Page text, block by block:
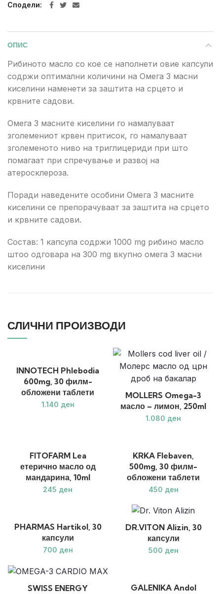
Сподели
ОПИС
Рибиното масло со кое се наполнети овие капсули
содржи оптимални количини на Омега 3 масни
киселини наменети за заштита на срцето и
крвните садови.
Омега 3 масните киселини го намалуваат
зголемениот крвен притисок, го намалуваат
зголеменото ниво на триглицериди при што
помагаат при спречување и развој на
атеросклероза.
Поради наведените особини Омега 3 масните
киселини се препорачуваат за заштита на срцето
и крвните садови.
Состав: 1 капсула содржи 1000 mg рибино масло
штоо одговара на 300 mg вкупно омега 3 масни
киселини
СЛИЧНИ ПРОИЗВОДИ
INNOTECH Phlebodia
600mg, 30 филм-
обложени таблети
ден
MOLLERS Omega-3
масло – лимон, 250ml
ден
FITOFARM Lea
етерично масло од
мандарина, 10ml
ден
KRKA Flebaven,
500mg, 30 филм-
обложени таблети
ден
PHARMAS Hartikol, 30
капсули
ден
DR.VITON Alizin, 30
капсули
ден
SWISS ENERGY
GALENIKA Andol